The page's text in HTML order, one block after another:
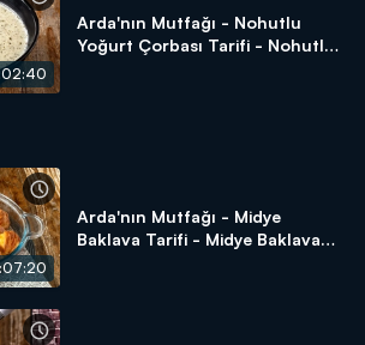
Arda'nın Mutfağı - Nohutlu
Yoğurt Çorbası Tarifi - Nohutlu
Arda'nın Mutfağı - Midye
Baklava Tarifi - Midye Baklava